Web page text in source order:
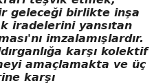
geleceği birlikte inşa
iradelerini yansıtan
imzalamışlardır.
karşı kolektif
amaçlamakta ve üç
karşı